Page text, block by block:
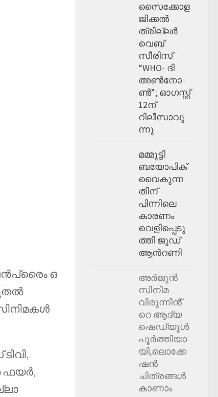
ഒ
ഫയർ,
സൈക്കോള
ജിക്കൽ
ത്രില്ലർ
വെബ്
സീരിസ്
“WHO- ദി
അൺനോ
ൺ”; ഓഗസ്റ്റ്
12ന്
റിലീസാവു
ന്നു
മമ്മൂട്ടി
ബയോപിക്
വൈകുന്ന
തിന്
പിന്നിലെ
കാരണം
വെളിപ്പെടു
ത്തി ജൂഡ്
ആന്‍റണി
അർജുൻ
സിനിമ
വിരുന്നിൻ്
റെ ആദ്യ
ഷെഡ്യൂള്‍
പൂര്‍ത്തിയാ
യി,ലൊക്കേ
ഷന്‍
ചിത്രങ്ങള്‍
കാണാം